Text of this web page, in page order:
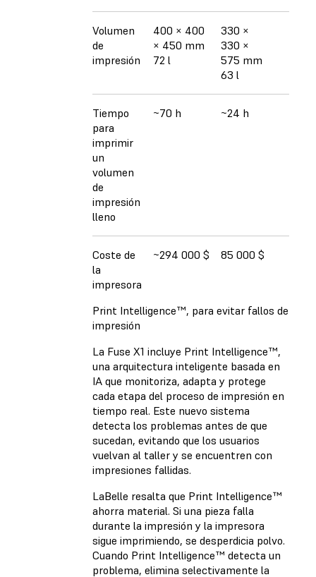
Volumen
de
impresión
400 × 400
× 450 mm
72 l
330 ×
330 ×
575 mm
63 l
Tiempo
para
imprimir
un
volumen
de
impresión
lleno
~70 h ~24 h
Coste de
la
impresora
~294 000 $ 85 000 $
Print Intelligence™, para evitar fallos de
impresión
La Fuse X1 incluye Print Intelligence™,
una arquitectura inteligente basada en
IA que monitoriza, adapta y protege
cada etapa del proceso de impresión en
tiempo real. Este nuevo sistema
detecta los problemas antes de que
sucedan, evitando que los usuarios
vuelvan al taller y se encuentren con
impresiones fallidas.
LaBelle resalta que Print Intelligence™
ahorra material. Si una pieza falla
durante la impresión y la impresora
sigue imprimiendo, se desperdicia polvo.
Cuando Print Intelligence™ detecta un
problema, elimina selectivamente la